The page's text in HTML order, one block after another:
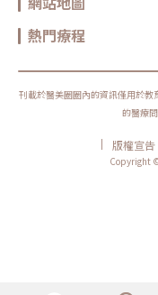
熱門療程
刊載於醫美圈圈內的資訊僅用於
的醫療
| 版權宣告
Copyright